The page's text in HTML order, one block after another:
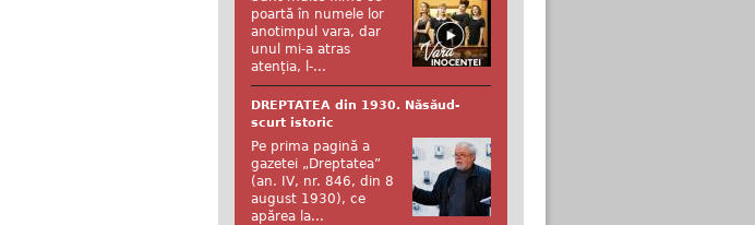
poartă în numele lor
anotimpul vara, dar
unul mi-a atras
atenția, l-...
DREPTATEA din 1930. Năsăud-
scurt istoric
Pe prima pagină a
gazetei „Dreptatea”
(an. IV, nr. 846, din 8
august 1930), ce
apărea la...